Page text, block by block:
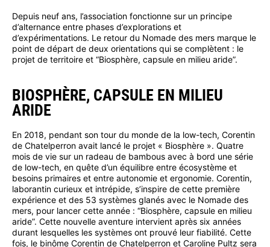
Depuis neuf ans, l’association fonctionne sur un principe
d’alternance entre phases d’explorations et
d’expérimentations. Le retour du Nomade des mers marque le
point de départ de deux orientations qui se complètent : le
projet de territoire et “Biosphère, capsule en milieu aride”.
BIOSPHÈRE, CAPSULE EN MILIEU
ARIDE
En 2018, pendant son tour du monde de la low-tech, Corentin
de Chatelperron avait lancé le projet « Biosphère ». Quatre
mois de vie sur un radeau de bambous avec à bord une série
de low-tech, en quête d’un équilibre entre écosystème et
besoins primaires et entre autonomie et ergonomie. Corentin,
laborantin curieux et intrépide, s’inspire de cette première
expérience et des 53 systèmes glanés avec le Nomade des
mers, pour lancer cette année : “Biosphère, capsule en milieu
aride”. Cette nouvelle aventure intervient après six années
durant lesquelles les systèmes ont prouvé leur fiabilité. Cette
fois, le binôme Corentin de Chatelperron et Caroline Pultz sera